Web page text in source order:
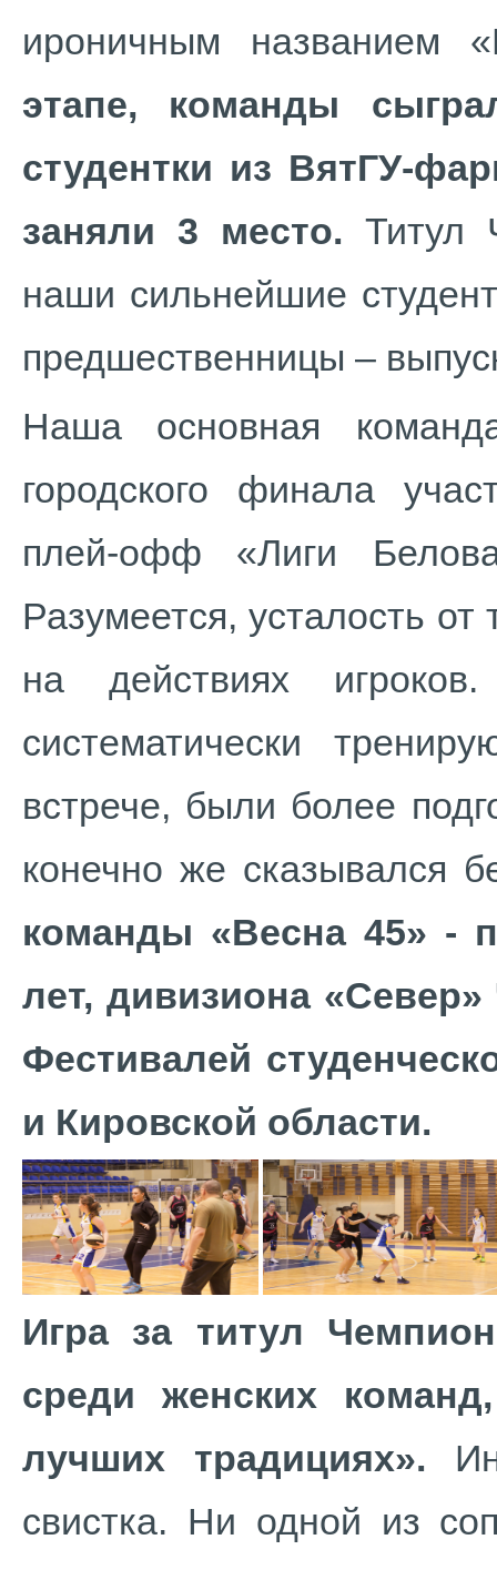
ироничным названием
этапе, команды
студентки из ВятГУ-
заняли 3 место. Титул
наши сильнейшие
предшественницы –
Наша основная
городского финала
плей-офф «Лиги
Разумеется, усталость
на действиях
систематически
встрече, были более
конечно же сказывался
команды «Весна 45» -
лет, дивизиона
Фестивалей
и Кировской области.
Игра за титул
среди женских
лучших традициях».
свистка. Ни одной из